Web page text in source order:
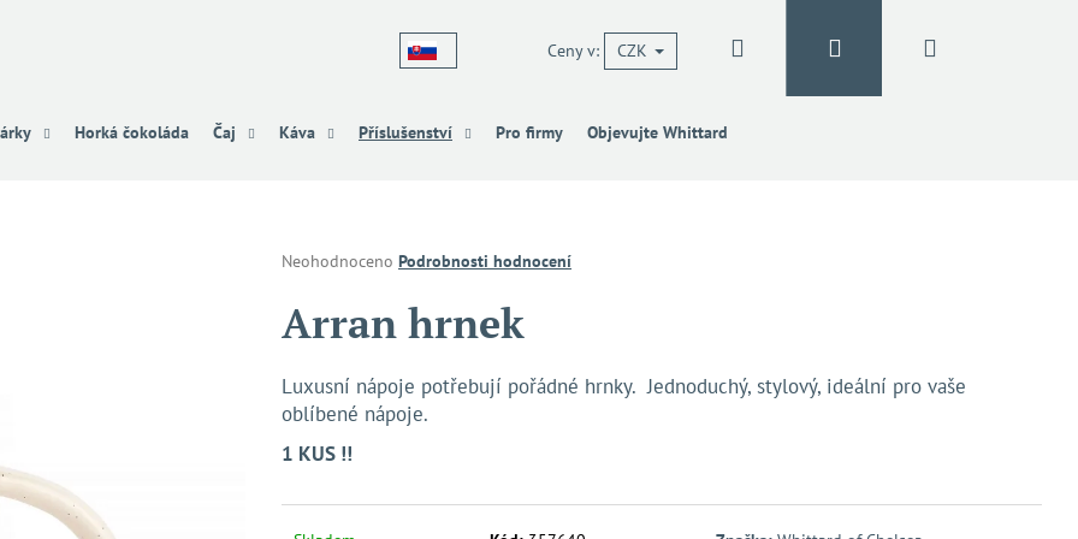
Horká čokoláda Čaj Káva Příslušenství Pro firmy Objevujte Whittard
Ceny v: CZK Přihlášení
Průměrné
produktu
je
z
5
hvězdiček.
Neohodnoceno Podrobnosti hodnocení
Arran hrnek
Luxusní nápoje potřebují pořádné hrnky. Jednoduchý, stylový, ideální pro vaše
oblíbené nápoje.
1 KUS !!
Co potřebujete najít?